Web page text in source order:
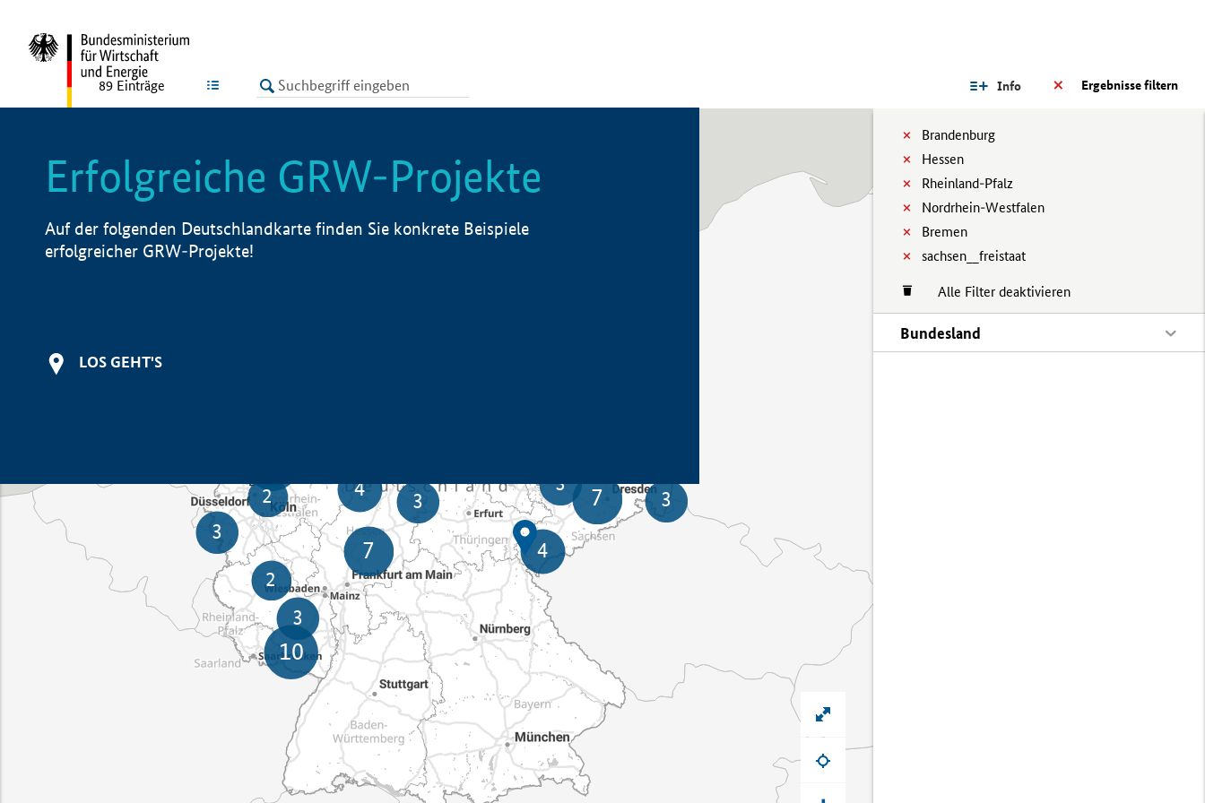
LISTE Ergebnisse filtern
Info
Brandenburg
Hessen
Rheinland-Pfalz
Nordrhein-Westfalen
Bremen
sachsen__freistaat
Alle Filter deaktivieren
Bundesland
89 Einträge
Erfolgreiche GRW-Projekte
Auf der folgenden Deutschlandkarte finden Sie konkrete Beispiele
erfolgreicher GRW-Projekte!
LOS GEHT'S